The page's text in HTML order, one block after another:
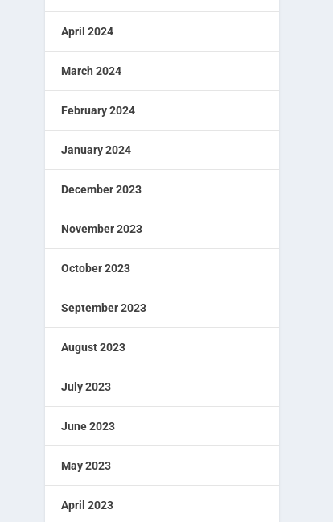
April 2024
March 2024
February 2024
January 2024
December 2023
November 2023
October 2023
September 2023
August 2023
July 2023
June 2023
May 2023
April 2023